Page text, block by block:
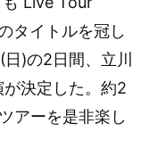
タイトルを冠し
)の2日間、立川
決定した。約2
アーを是非楽し